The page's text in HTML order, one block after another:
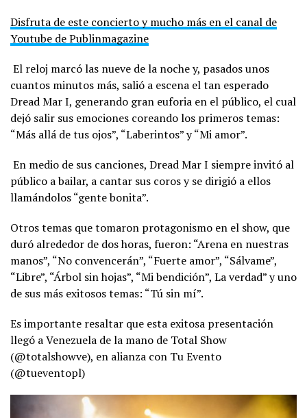
Disfruta de este concierto y mucho más en el canal de
Youtube de Publinmagazine
El reloj marcó las nueve de la noche y, pasados unos
cuantos minutos más, salió a escena el tan esperado
Dread Mar I, generando gran euforia en el público, el cual
dejó salir sus emociones coreando los primeros temas:
“Más allá de tus ojos”, “Laberintos” y “Mi amor”.
En medio de sus canciones, Dread Mar I siempre invitó al
público a bailar, a cantar sus coros y se dirigió a ellos
llamándolos “gente bonita”.
Otros temas que tomaron protagonismo en el show, que
duró alrededor de dos horas, fueron: “Arena en nuestras
manos”, “No convencerán”, “Fuerte amor”, “Sálvame”,
“Libre”, “Árbol sin hojas”, “Mi bendición”, La verdad” y uno
de sus más exitosos temas: “Tú sin mí”.
Es importante resaltar que esta exitosa presentación
llegó a Venezuela de la mano de Total Show
(@totalshowve), en alianza con Tu Evento
(@tueventopl)